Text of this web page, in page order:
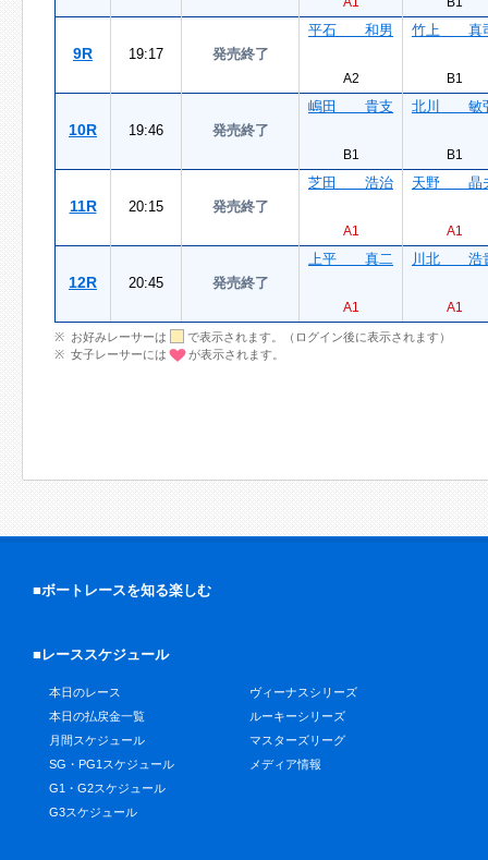
9R 19:17 発売終了
平石 和男
A2
竹上 真
B1
10R 19:46 発売終了
嶋田 貴支
B1
北川 敏
B1
11R 20:15 発売終了
芝田 浩治
A1
天野 晶
A1
12R 20:45 発売終了
上平 真二
A1
川北 浩
A1
お好みレーサーは
で表示されます。（ログイン後に表示されます）
女子レーサーには
が表示されます。
■ボートレースを知る楽しむ
■レーススケジュール
本日のレース
本日の払戻金一覧
月間スケジュール
SG・PG1スケジュール
G1・G2スケジュール
G3スケジュール
ヴィーナスシリーズ
ルーキーシリーズ
マスターズリーグ
メディア情報